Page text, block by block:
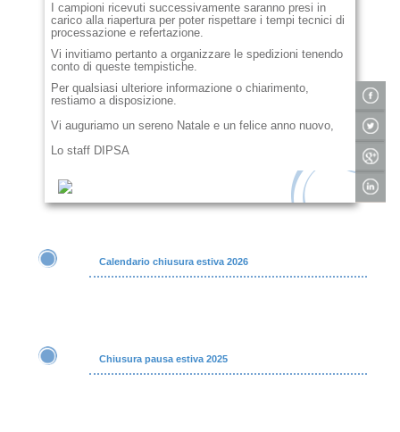
I campioni ricevuti successivamente saranno presi in
carico alla riapertura per poter rispettare i tempi tecnici di
processazione e refertazione.
Vi invitiamo pertanto a organizzare le spedizioni tenendo
conto di queste tempistiche.
Per qualsiasi ulteriore informazione o chiarimento,
restiamo a disposizione.
Vi auguriamo un sereno Natale e un felice anno nuovo,
Lo staff DIPSA
Calendario chiusura estiva 2026
Chiusura pausa estiva 2025